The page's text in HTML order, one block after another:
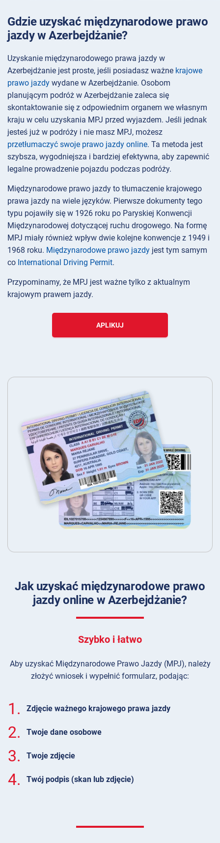
Gdzie uzyskać międzynarodowe prawo
jazdy w Azerbejdżanie?
Uzyskanie międzynarodowego prawa jazdy w
Azerbejdżanie jest proste, jeśli posiadasz ważne krajowe
prawo jazdy wydane w Azerbejdżanie. Osobom
planującym podróż w Azerbejdżanie zaleca się
skontaktowanie się z odpowiednim organem we własnym
kraju w celu uzyskania MPJ przed wyjazdem. Jeśli jednak
jesteś już w podróży i nie masz MPJ, możesz
przetłumaczyć swoje prawo jazdy online. Ta metoda jest
szybsza, wygodniejsza i bardziej efektywna, aby zapewnić
legalne prowadzenie pojazdu podczas podróży.
Międzynarodowe prawo jazdy to tłumaczenie krajowego
prawa jazdy na wiele języków. Pierwsze dokumenty tego
typu pojawiły się w 1926 roku po Paryskiej Konwencji
Międzynarodowej dotyczącej ruchu drogowego. Na formę
MPJ miały również wpływ dwie kolejne konwencje z 1949 i
1968 roku. Międzynarodowe prawo jazdy jest tym samym
co International Driving Permit.
Przypominamy, że MPJ jest ważne tylko z aktualnym
krajowym prawem jazdy.
APLIKUJ
Jak uzyskać międzynarodowe prawo
jazdy online w Azerbejdżanie?
Szybko i łatwo
Aby uzyskać Międzynarodowe Prawo Jazdy (MPJ), należy
złożyć wniosek i wypełnić formularz, podając:
1. Zdjęcie ważnego krajowego prawa jazdy
2. Twoje dane osobowe
3. Twoje zdjęcie
4. Twój podpis (skan lub zdjęcie)